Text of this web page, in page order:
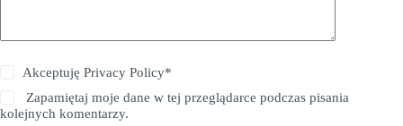
AkceptujęPrivacy Policy*
Zapamiętaj moje dane w tej przeglądarce podczas pisania
kolejnych komentarzy.